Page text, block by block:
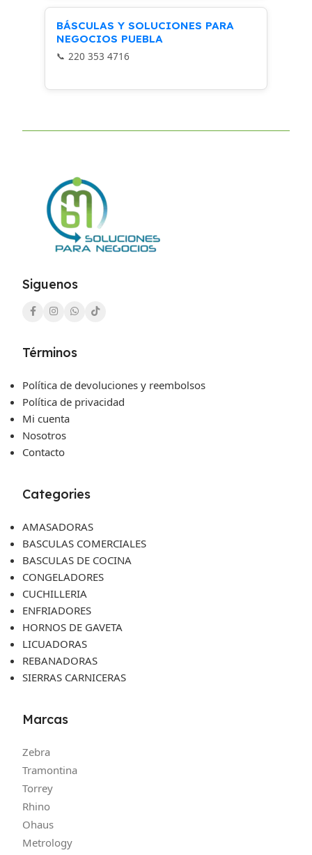
BÁSCULAS Y SOLUCIONES PARA
NEGOCIOS PUEBLA
220 353 4716
Siguenos
Términos
Política de devoluciones y reembolsos
Política de privacidad
Mi cuenta
Nosotros
Contacto
Categories
AMASADORAS
BASCULAS COMERCIALES
BASCULAS DE COCINA
CONGELADORES
CUCHILLERIA
ENFRIADORES
HORNOS DE GAVETA
LICUADORAS
REBANADORAS
SIERRAS CARNICERAS
Marcas
Zebra
Tramontina
Torrey
Rhino
Ohaus
Metrology